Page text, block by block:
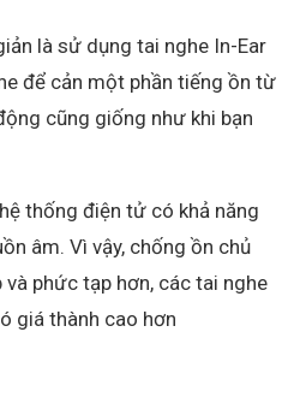
là sử dụng tai nghe In-Ear
để cản một phần tiếng ồn từ
cũng giống như khi bạn
thống điện tử có khả năng
âm. Vì vậy, chống ồn chủ
phức tạp hơn, các tai nghe
giá thành cao hơn